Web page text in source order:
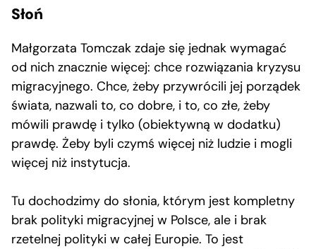
Słoń
Małgorzata Tomczak zdaje się jednak wymagać
od nich znacznie więcej: chce rozwiązania kryzysu
migracyjnego. Chce, żeby przywrócili jej porządek
świata, nazwali to, co dobre, i to, co złe, żeby
mówili prawdę i tylko (obiektywną w dodatku)
prawdę. Żeby byli czymś więcej niż ludzie i mogli
więcej niż instytucja.
Tu dochodzimy do słonia, którym jest kompletny
brak polityki migracyjnej w Polsce, ale i brak
rzetelnej polityki w całej Europie. To jest